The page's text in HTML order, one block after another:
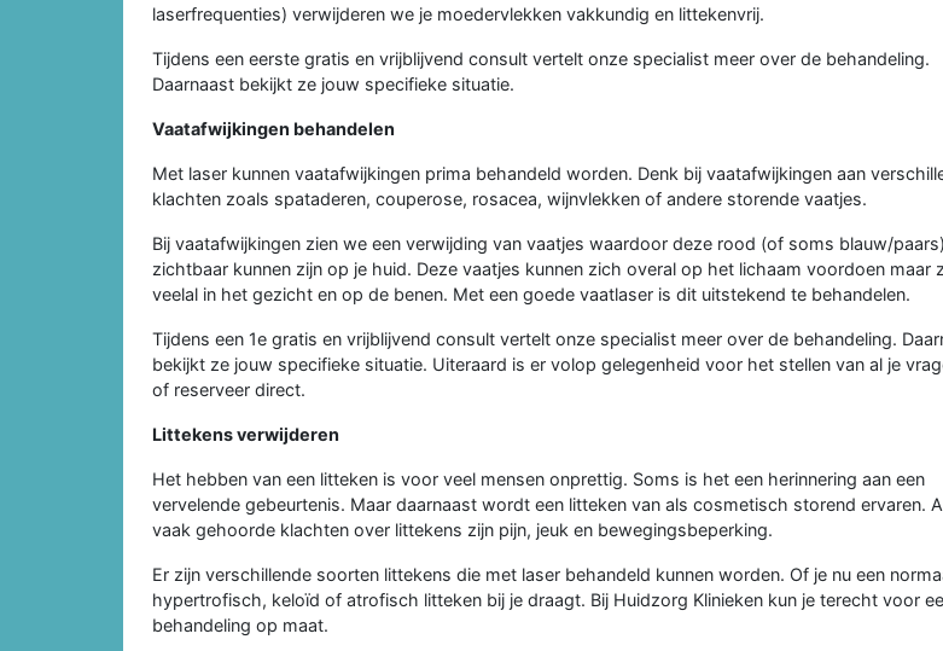
laserfrequenties) verwijderen we je moedervlekken vakkundig en littekenvrij.
Tijdens een eerste gratis en vrijblijvend consult vertelt onze specialist meer over de behandeling.
Daarnaast bekijkt ze jouw specifieke situatie.
Vaatafwijkingen behandelen
Met laser kunnen vaatafwijkingen prima behandeld worden. Denk bij vaatafwijkingen aan
klachten zoals spataderen, couperose, rosacea, wijnvlekken of andere storende vaatjes.
Bij vaatafwijkingen zien we een verwijding van vaatjes waardoor deze rood (of soms blauw/paars)
zichtbaar kunnen zijn op je huid. Deze vaatjes kunnen zich overal op het lichaam voordoen maar
veelal in het gezicht en op de benen. Met een goede vaatlaser is dit uitstekend te behandelen.
Tijdens een 1e gratis en vrijblijvend consult vertelt onze specialist meer over de behandeling.
bekijkt ze jouw specifieke situatie. Uiteraard is er volop gelegenheid voor het stellen van al je
of reserveer direct.
Littekens verwijderen
Het hebben van een litteken is voor veel mensen onprettig. Soms is het een herinnering aan een
vervelende gebeurtenis. Maar daarnaast wordt een litteken van als cosmetisch storend ervaren.
vaak gehoorde klachten over littekens zijn pijn, jeuk en bewegingsbeperking.
Er zijn verschillende soorten littekens die met laser behandeld kunnen worden. Of je nu een
hypertrofisch, keloïd of atrofisch litteken bij je draagt. Bij Huidzorg Klinieken kun je terecht voor
behandeling op maat.